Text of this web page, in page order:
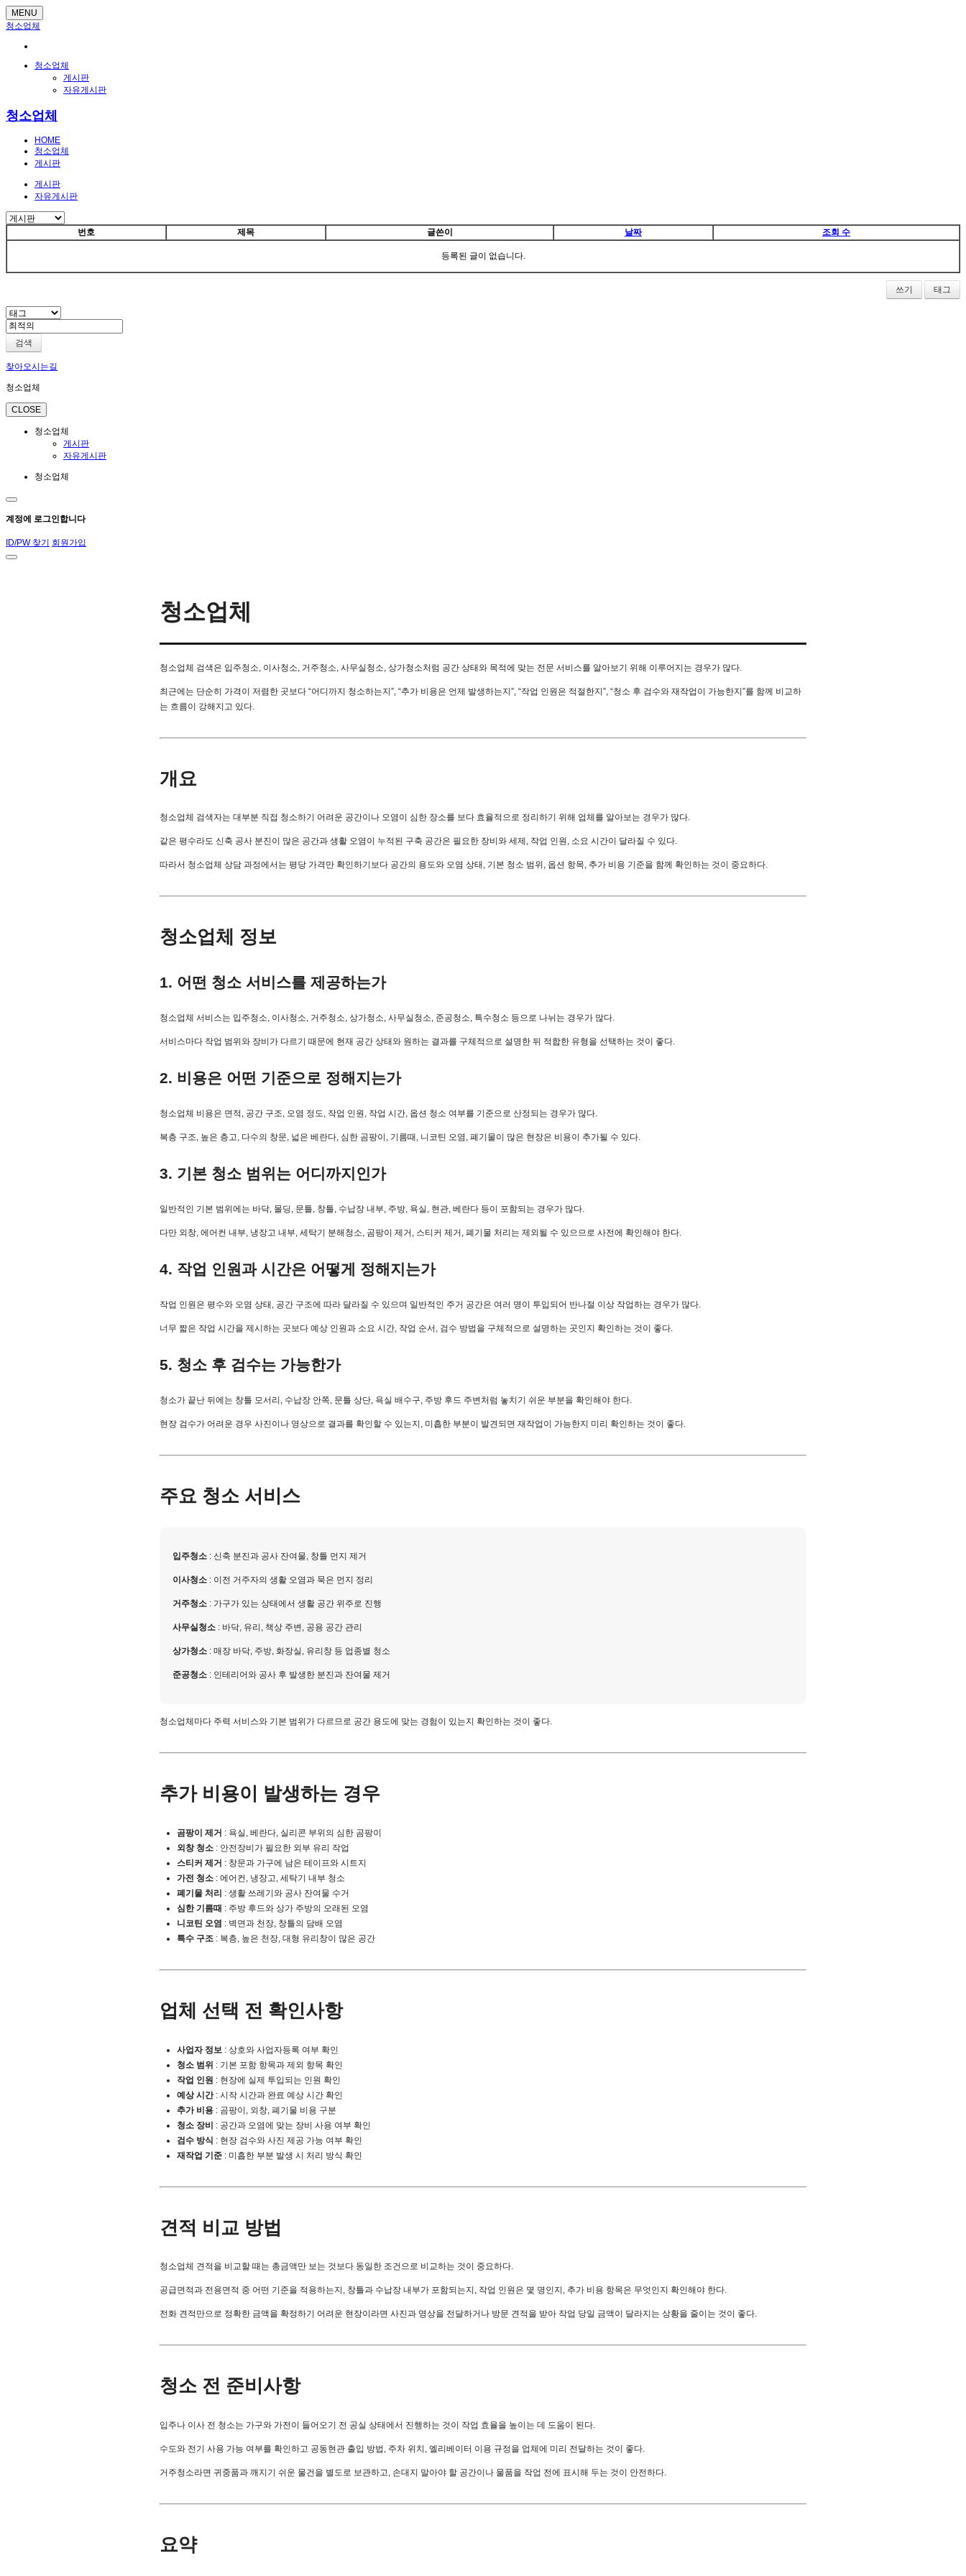
MENU
청소업체
청소업체
게시판
자유게시판
청소업체
HOME
청소업체
게시판
게시판
자유게시판
번호 제목 글쓴이 날짜 조회 수
등록된 글이 없습니다.
쓰기 태그
검색
찾아오시는길
청소업체
CLOSE
청소업체
게시판
자유게시판
청소업체
계정에 로그인합니다
ID/PW 찾기 회원가입
청소업체
청소업체 검색은 입주청소, 이사청소, 거주청소, 사무실청소, 상가청소처럼 공간 상태와 목적에 맞는 전문 서비스를 알아보기 위해 이루어지는 경우가 많다.
최근에는 단순히 가격이 저렴한 곳보다 “어디까지 청소하는지”, “추가 비용은 언제 발생하는지”, “작업 인원은 적절한지”, “청소 후 검수와 재작업이 가능한지”를 함께 비교하
는 흐름이 강해지고 있다.
개요
청소업체 검색자는 대부분 직접 청소하기 어려운 공간이나 오염이 심한 장소를 보다 효율적으로 정리하기 위해 업체를 알아보는 경우가 많다.
같은 평수라도 신축 공사 분진이 많은 공간과 생활 오염이 누적된 구축 공간은 필요한 장비와 세제, 작업 인원, 소요 시간이 달라질 수 있다.
따라서 청소업체 상담 과정에서는 평당 가격만 확인하기보다 공간의 용도와 오염 상태, 기본 청소 범위, 옵션 항목, 추가 비용 기준을 함께 확인하는 것이 중요하다.
청소업체 정보
1. 어떤 청소 서비스를 제공하는가
청소업체 서비스는 입주청소, 이사청소, 거주청소, 상가청소, 사무실청소, 준공청소, 특수청소 등으로 나뉘는 경우가 많다.
서비스마다 작업 범위와 장비가 다르기 때문에 현재 공간 상태와 원하는 결과를 구체적으로 설명한 뒤 적합한 유형을 선택하는 것이 좋다.
2. 비용은 어떤 기준으로 정해지는가
청소업체 비용은 면적, 공간 구조, 오염 정도, 작업 인원, 작업 시간, 옵션 청소 여부를 기준으로 산정되는 경우가 많다.
복층 구조, 높은 층고, 다수의 창문, 넓은 베란다, 심한 곰팡이, 기름때, 니코틴 오염, 폐기물이 많은 현장은 비용이 추가될 수 있다.
3. 기본 청소 범위는 어디까지인가
일반적인 기본 범위에는 바닥, 몰딩, 문틀, 창틀, 수납장 내부, 주방, 욕실, 현관, 베란다 등이 포함되는 경우가 많다.
다만 외창, 에어컨 내부, 냉장고 내부, 세탁기 분해청소, 곰팡이 제거, 스티커 제거, 폐기물 처리는 제외될 수 있으므로 사전에 확인해야 한다.
4. 작업 인원과 시간은 어떻게 정해지는가
작업 인원은 평수와 오염 상태, 공간 구조에 따라 달라질 수 있으며 일반적인 주거 공간은 여러 명이 투입되어 반나절 이상 작업하는 경우가 많다.
너무 짧은 작업 시간을 제시하는 곳보다 예상 인원과 소요 시간, 작업 순서, 검수 방법을 구체적으로 설명하는 곳인지 확인하는 것이 좋다.
5. 청소 후 검수는 가능한가
청소가 끝난 뒤에는 창틀 모서리, 수납장 안쪽, 문틀 상단, 욕실 배수구, 주방 후드 주변처럼 놓치기 쉬운 부분을 확인해야 한다.
현장 검수가 어려운 경우 사진이나 영상으로 결과를 확인할 수 있는지, 미흡한 부분이 발견되면 재작업이 가능한지 미리 확인하는 것이 좋다.
주요 청소 서비스
입주청소 : 신축 분진과 공사 잔여물, 창틀 먼지 제거
이사청소 : 이전 거주자의 생활 오염과 묵은 먼지 정리
거주청소 : 가구가 있는 상태에서 생활 공간 위주로 진행
사무실청소 : 바닥, 유리, 책상 주변, 공용 공간 관리
상가청소 : 매장 바닥, 주방, 화장실, 유리창 등 업종별 청소
준공청소 : 인테리어와 공사 후 발생한 분진과 잔여물 제거
청소업체마다 주력 서비스와 기본 범위가 다르므로 공간 용도에 맞는 경험이 있는지 확인하는 것이 좋다.
추가 비용이 발생하는 경우
곰팡이 제거 : 욕실, 베란다, 실리콘 부위의 심한 곰팡이
외창 청소 : 안전장비가 필요한 외부 유리 작업
스티커 제거 : 창문과 가구에 남은 테이프와 시트지
가전 청소 : 에어컨, 냉장고, 세탁기 내부 청소
폐기물 처리 : 생활 쓰레기와 공사 잔여물 수거
심한 기름때 : 주방 후드와 상가 주방의 오래된 오염
니코틴 오염 : 벽면과 천장, 창틀의 담배 오염
특수 구조 : 복층, 높은 천장, 대형 유리창이 많은 공간
업체 선택 전 확인사항
사업자 정보 : 상호와 사업자등록 여부 확인
청소 범위 : 기본 포함 항목과 제외 항목 확인
작업 인원 : 현장에 실제 투입되는 인원 확인
예상 시간: 시작 시간과 완료 예상 시간 확인
추가 비용 : 곰팡이, 외창, 폐기물 비용 구분
청소 장비 : 공간과 오염에 맞는 장비 사용 여부 확인
검수 방식 : 현장 검수와 사진 제공 가능 여부 확인
재작업 기준 : 미흡한 부분 발생 시 처리 방식 확인
견적 비교 방법
청소업체 견적을 비교할 때는 총금액만 보는 것보다 동일한 조건으로 비교하는 것이 중요하다.
공급면적과 전용면적 중 어떤 기준을 적용하는지, 창틀과 수납장 내부가 포함되는지, 작업 인원은 몇 명인지, 추가 비용 항목은 무엇인지 확인해야 한다.
전화 견적만으로 정확한 금액을 확정하기 어려운 현장이라면 사진과 영상을 전달하거나 방문 견적을 받아 작업 당일 금액이 달라지는 상황을 줄이는 것이 좋다.
청소 전 준비사항
입주나 이사 전 청소는 가구와 가전이 들어오기 전 공실 상태에서 진행하는 것이 작업 효율을 높이는 데 도움이 된다.
수도와 전기 사용 가능 여부를 확인하고 공동현관 출입 방법, 주차 위치, 엘리베이터 이용 규정을 업체에 미리 전달하는 것이 좋다.
거주청소라면 귀중품과 깨지기 쉬운 물건을 별도로 보관하고, 손대지 말아야 할 공간이나 물품을 작업 전에 표시해 두는 것이 안전하다.
요약